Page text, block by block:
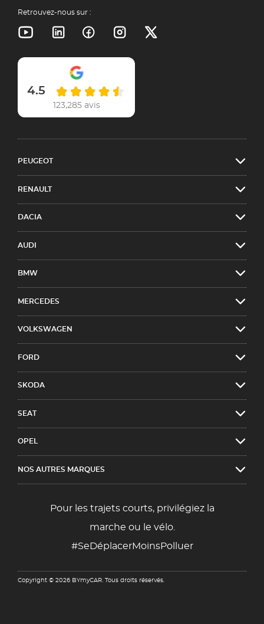
Retrouvez-nous sur :
4.5
123,285 avis
PEUGEOT
RENAULT
DACIA
AUDI
BMW
MERCEDES
VOLKSWAGEN
FORD
SKODA
SEAT
OPEL
NOS AUTRES MARQUES
Pour les trajets courts, privilégiez la
marche ou le vélo.
#SeDéplacerMoinsPolluer
Copyright © 2026 BYmyCAR. Tous droits réservés.